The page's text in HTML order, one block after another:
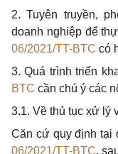
2. Tuyên truyền,
doanh nghiệp để
06/2021/TT-BTC có
3. Quá trình triển
BTC cần chú ý các
3.1. Về thủ tục xử lý
Căn cứ quy định
06/2021/TT-BTC,